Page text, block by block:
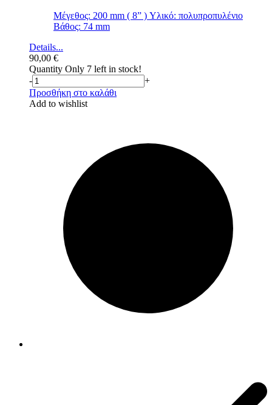
Μέγεθος: 200 mm ( 8” ) Υλικό: πολυπροπυλένιο
Βάθος: 74 mm
Details...
90,00 €
Quantity Only 7 left in stock!
-
+
Προσθήκη στο καλάθι
Add to wishlist